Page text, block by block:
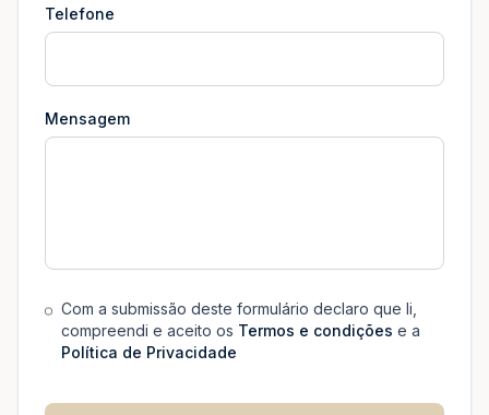
Telefone
Mensagem
Com a submissão deste formulário declaro que li,
compreendi e aceito os Termos e condições e a
Política de Privacidade